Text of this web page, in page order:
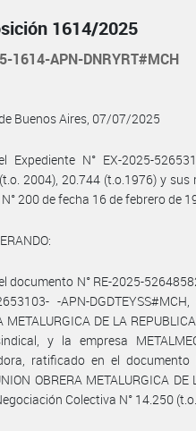
1614/2025
1614-APN-DNRYRT#MCH
Buenos Aires, 07/07/2025
Expediente N° EX­-2025-
2004), 20.744 (t.o.1976) y
200 de fecha 16 de febrero de
documento N° RE-2025-
-APN-
METALURGICA DE LA
y la empresa
ratificado en el documento
OBRERA METALURGICA
Colectiva N° 14.250